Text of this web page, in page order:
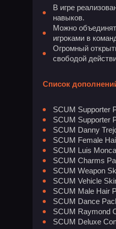
В игре
навыков.
Можно
игроками в
Огромный
свободой
Список
SCUM Supporter
SCUM Supporter
SCUM Danny
SCUM Female
SCUM Luis
SCUM Charms
SCUM Weapon
SCUM Vehicle
SCUM Male Hair
SCUM Dance
SCUM Raymond
SCUM Deluxe